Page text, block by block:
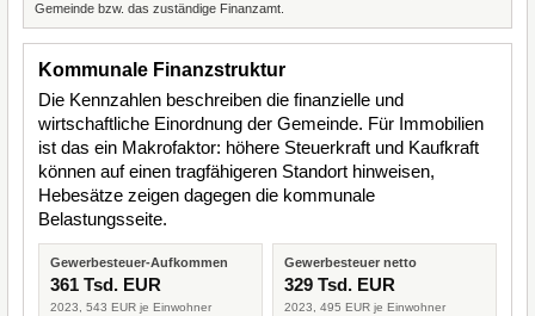
Gemeinde bzw. das zuständige Finanzamt.
Kommunale Finanzstruktur
Die Kennzahlen beschreiben die finanzielle und
wirtschaftliche Einordnung der Gemeinde. Für Immobilien
ist das ein Makrofaktor: höhere Steuerkraft und Kaufkraft
können auf einen tragfähigeren Standort hinweisen,
Hebesätze zeigen dagegen die kommunale
Belastungsseite.
Gewerbesteuer-Aufkommen
361 Tsd. EUR
2023, 543 EUR je Einwohner
Gewerbesteuer netto
329 Tsd. EUR
2023, 495 EUR je Einwohner